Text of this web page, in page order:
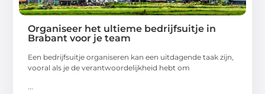
Organiseer het ultieme bedrijfsuitje in
Brabant voor je team
Een bedrijfsuitje organiseren kan een uitdagende taak zijn,
vooral als je de verantwoordelijkheid hebt om
...